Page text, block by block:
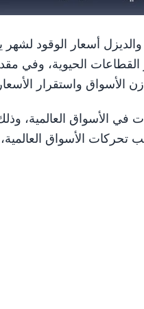
الحيوية، وفي
الأسواق واستقرار
في الأسواق العالمية،
تحركات الأسواق